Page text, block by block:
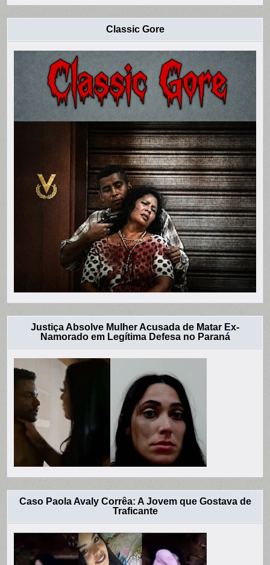
Classic Gore
Justiça Absolve Mulher Acusada de Matar Ex-
Namorado em Legítima Defesa no Paraná
Caso Paola Avaly Corrêa: A Jovem que Gostava de
Traficante